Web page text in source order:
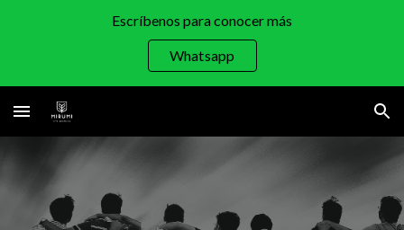
Escríbenos para conocer más
Whatsapp